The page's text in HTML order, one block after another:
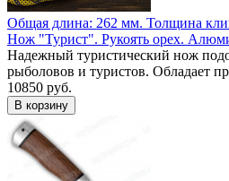
Общая длина: 262 мм. Толщина
Нож "Турист". Рукоять орех.
Надежный туристический нож
рыболовов и туристов. Обладает
10850 руб.